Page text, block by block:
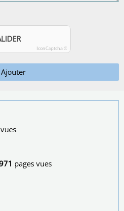
IconCaptcha ©
Ajouter
pages vues